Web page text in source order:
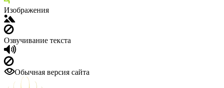
Изображения
Озвучивание текста
Обычная версия сайта